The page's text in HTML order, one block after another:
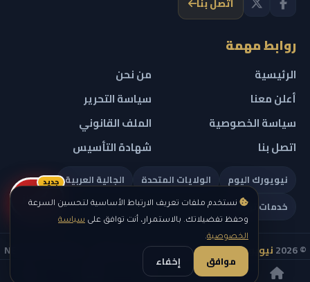
نستخدم ملفات تعريف الارتباط الأساسية لتحسين السرعة
وحفظ تفضيلاتك. بالاستمرار، أنت توافق على سياسة
الخصوصية.
موافق إخفاء
روابط مهمة
الرئيسية
من نحن
أعلن معنا
سياسة التحرير
سياسة الخصوصية
الملف القانوني
اتصل بنا
شهادة التأسيس
نيويورك اليوم الولايات المتحدة
الجالية العربية
خدمات تهمك
© 2026 نيويورك نيوز
— جميع الحقوق محفوظة — NEW YORK NEWS
IN ARABIC LLC — رقم التسجيل 0451351808
ريلز
جديد